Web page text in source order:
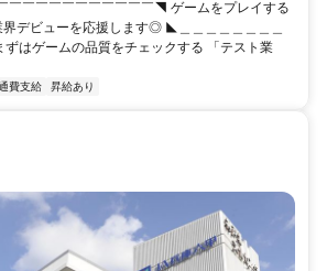
￣￣￣￣￣￣￣￣￣￣￣◥ ゲームをプレイする
界デビューを応援します◎ ◣＿＿＿＿＿＿＿＿
ずはゲームの品質をチェックする 「テスト業
費支給 昇給あり